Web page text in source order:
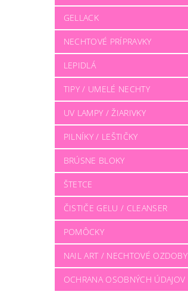
GELLACK
NECHTOVÉ PRÍPRAVKY
LEPIDLÁ
TIPY / UMELÉ NECHTY
UV LAMPY / ŽIARIVKY
PILNÍKY / LEŠTIČKY
BRÚSNE BLOKY
ŠTETCE
ČISTIČE GELU / CLEANSER
POMÔCKY
NAIL ART / NECHTOVÉ OZDOBY
OCHRANA OSOBNÝCH ÚDAJOV